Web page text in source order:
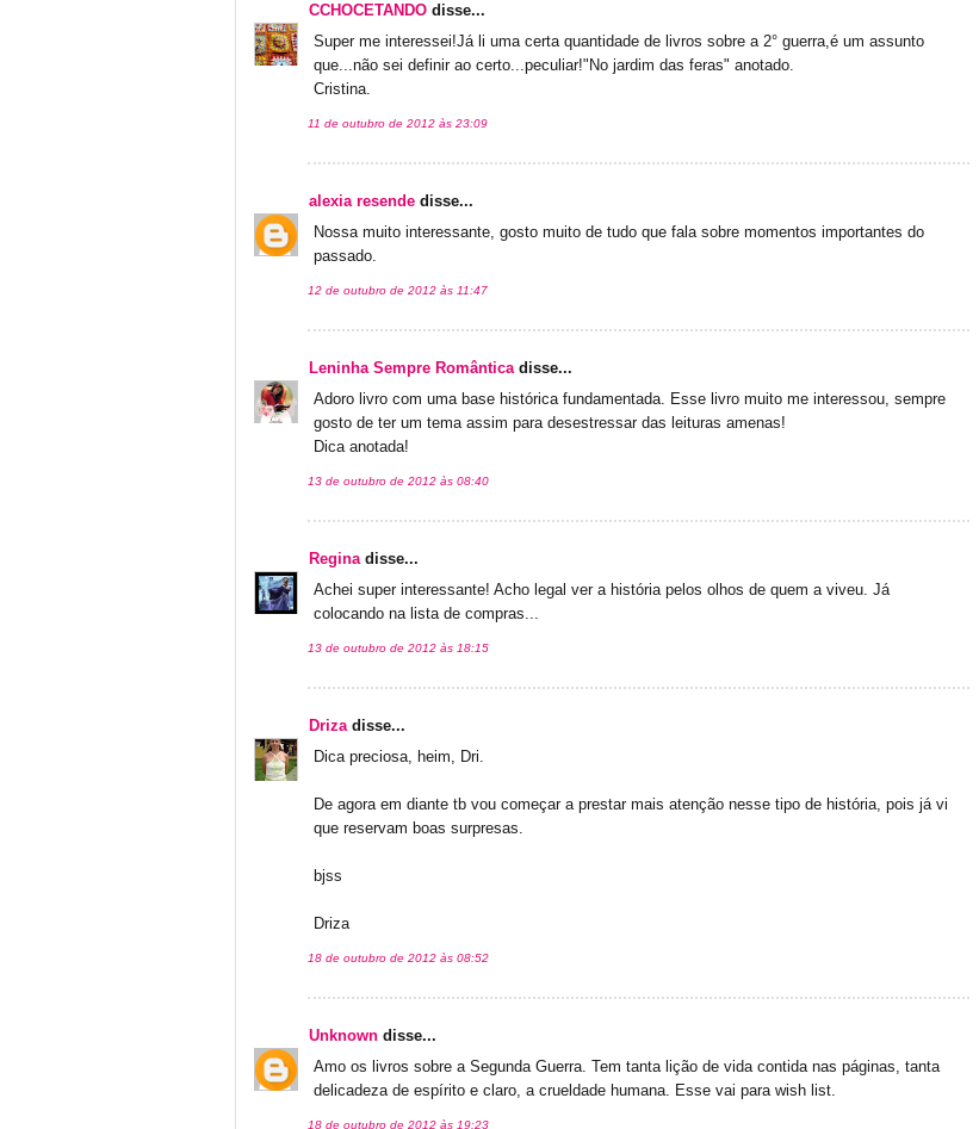
CCHOCETANDO disse...
Super me interessei!Já li uma certa quantidade de livros sobre a 2° guerra,é um assunto
que...não sei definir ao certo...peculiar!"No jardim das feras" anotado.
Cristina.
11 de outubro de 2012 às 23:09
alexia resende disse...
Nossa muito interessante, gosto muito de tudo que fala sobre momentos importantes do
passado.
12 de outubro de 2012 às 11:47
Leninha Sempre Românticadisse...
Adoro livro com uma base histórica fundamentada. Esse livro muito me interessou, sempre
gosto de ter um tema assim para desestressar das leituras amenas!
Dica anotada!
13 de outubro de 2012 às 08:40
Reginadisse...
Achei super interessante! Acho legal ver a história pelos olhos de quem a viveu. Já
colocando na lista de compras...
13 de outubro de 2012 às 18:15
Drizadisse...
Dica preciosa, heim, Dri.
De agora em diante tb vou começar a prestar mais atenção nesse tipo de história, pois já vi
que reservam boas surpresas.
bjss
Driza
18 de outubro de 2012 às 08:52
Unknown disse...
Amo os livros sobre a Segunda Guerra. Tem tanta lição de vida contida nas páginas, tanta
delicadeza de espírito e claro, a crueldade humana. Esse vai para wish list.
18 de outubro de 2012 às 19:23